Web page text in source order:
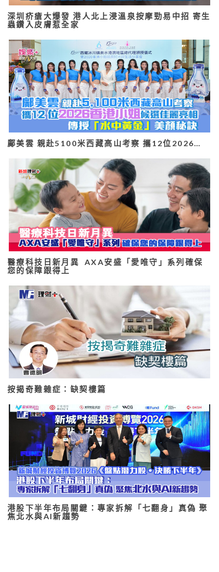
深圳疥瘡大爆發 港人北上浸溫泉按摩勁易中招 寄生
蟲鑽入皮膚惹全家
鄺美雲 親赴5100米西藏高山考察 攜12位2026…
醫療科技日新月異 AXA安盛「愛唯守」系列確保
您的保障跟得上
按揭奇難雜症：缺契樓篇
港股下半年布局關鍵：專家拆解「七翻身」真偽 聚
焦北水與AI新趨勢